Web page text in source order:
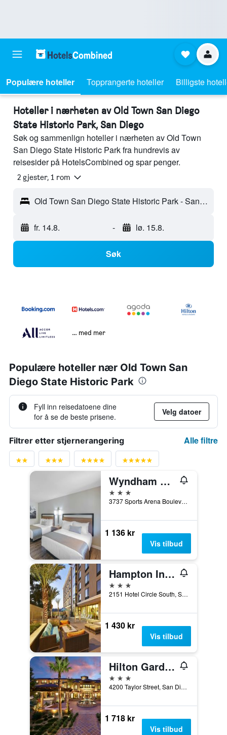
Populære hoteller Topprangerte hoteller Billigste
Hoteller i nærheten av Old Town San Diego
State Historic Park, San Diego
Søk og sammenlign hoteller i nærheten av Old Town
San Diego State Historic Park fra hundrevis av
reisesider på HotelsCombined og spar penger.
2 gjester, 1 rom
Old Town San Diego State Historic Park - San Diego, CA, USA
fr. 14.8. - lø. 15.8.
Søk
… med mer
Populære hoteller nær Old Town San
Diego State Historic Park
Fyll inn reisedatoene dine
for å se de beste prisene.
Velg datoer
Filtrer etter stjernerangering Alle filtre
Wyndham Garden San Diego near SeaWorld
3 stjerner
3737 Sports Arena Boulevard, San Diego, CA, USA
1 136 kr
Vis tilbud
Hampton Inn San Diego/Mission Valley
3 stjerner
2151 Hotel Circle South, San Diego, CA, USA
1 430 kr
Vis tilbud
Hilton Garden Inn San Diego Old Town/Sea World Area
3 stjerner
4200 Taylor Street, San Diego, CA, USA
1 718 kr
Vis tilbud